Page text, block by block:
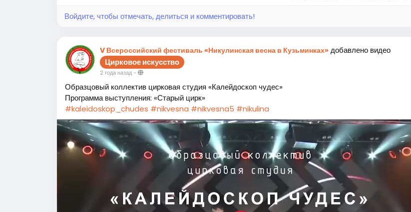
Войдите, чтобы отмечать, делиться и комментировать!
V Всероссийский фестиваль «Никулинская весна в Кузьминках» добавлено видео
Цирковое искусство
2 года назад-
Образцовый коллектив цирковая студия «Калейдоскоп чудес»
Программа выступления: «Старый цирк»
#kaleidoskop_chudes #nikvesna #nikvesna5 #nikulina